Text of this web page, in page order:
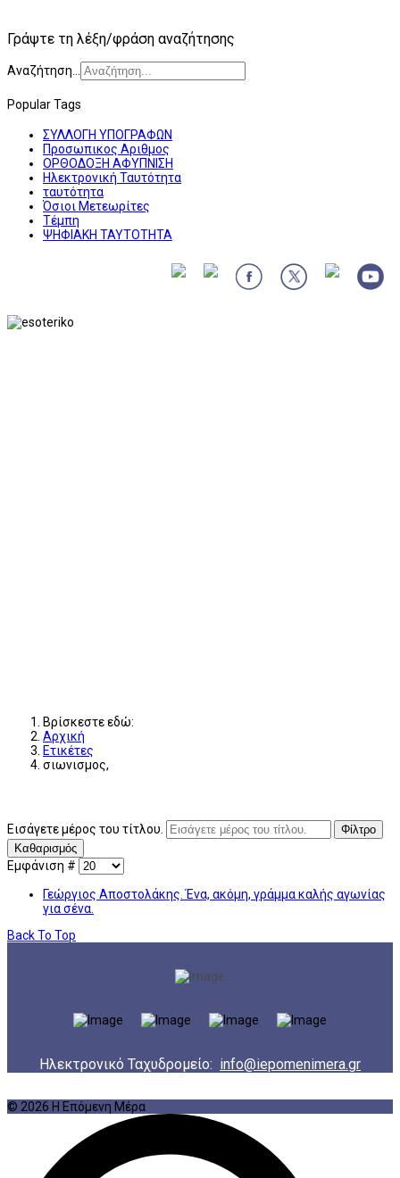
Γράψτε τη λέξη/φράση αναζήτησης
Αναζήτηση...
Popular Tags
ΣΥΛΛΟΓΗ ΥΠΟΓΡΑΦΩΝ
Προσωπικος Αριθμος
ΟΡΘΟΔΟΞΗ ΑΦΥΠΝΙΣΗ
Ηλεκτρονική Ταυτότητα
ταυτότητα
Όσιοι Μετεωρίτες
Τέμπη
ΨΗΦΙΑΚΗ ΤΑΥΤΟΤΗΤΑ
Βρίσκεστε εδώ:
Αρχική
Ετικέτες
σιωνισμος,
Εισάγετε μέρος του τίτλου.
Φίλτρο
Καθαρισμός
Εμφάνιση #
Γεώργιος Αποστολάκης. Ένα, ακόμη, γράμμα καλής αγωνίας
για σένα.
Back To Top
Ηλεκτρονικό Ταχυδρομείο: info@iepomenimera.gr
© 2026 Η Επόμενη Μέρα